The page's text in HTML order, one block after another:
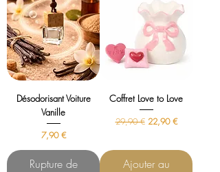
Désodorisant Voiture
Vanille
Prix
7,90 €
Rupture de
Coffret Love to Love
Prix original
29,90 € Prix promotionnel
22,90 €
Ajouter au